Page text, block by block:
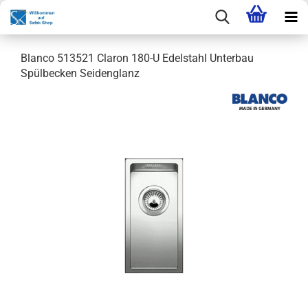
Blanco 513521 Claron 180-U Edelstahl Unterbau
Spülbecken Seidenglanz